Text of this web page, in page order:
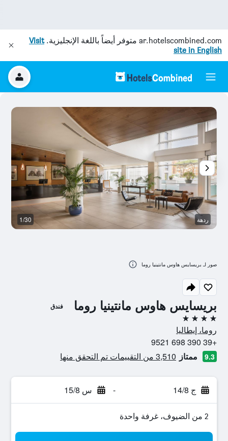
ar.hotelscombined.com متوفر أيضاً باللغة الإنجليزية.Visit
site in English
بريسايس هاوس مانتينيا روما فندق
4 نجوم
روما، إيطاليا
+39 390 698 9521
9.3 ممتاز 3,510 من التقييمات تم التحقق منها
ج 14/8 - س 15/8
2 من الضيوف، غرفة واحدة
ردهة 1/30
صور لـ بريسايس هاوس مانتينيا روما